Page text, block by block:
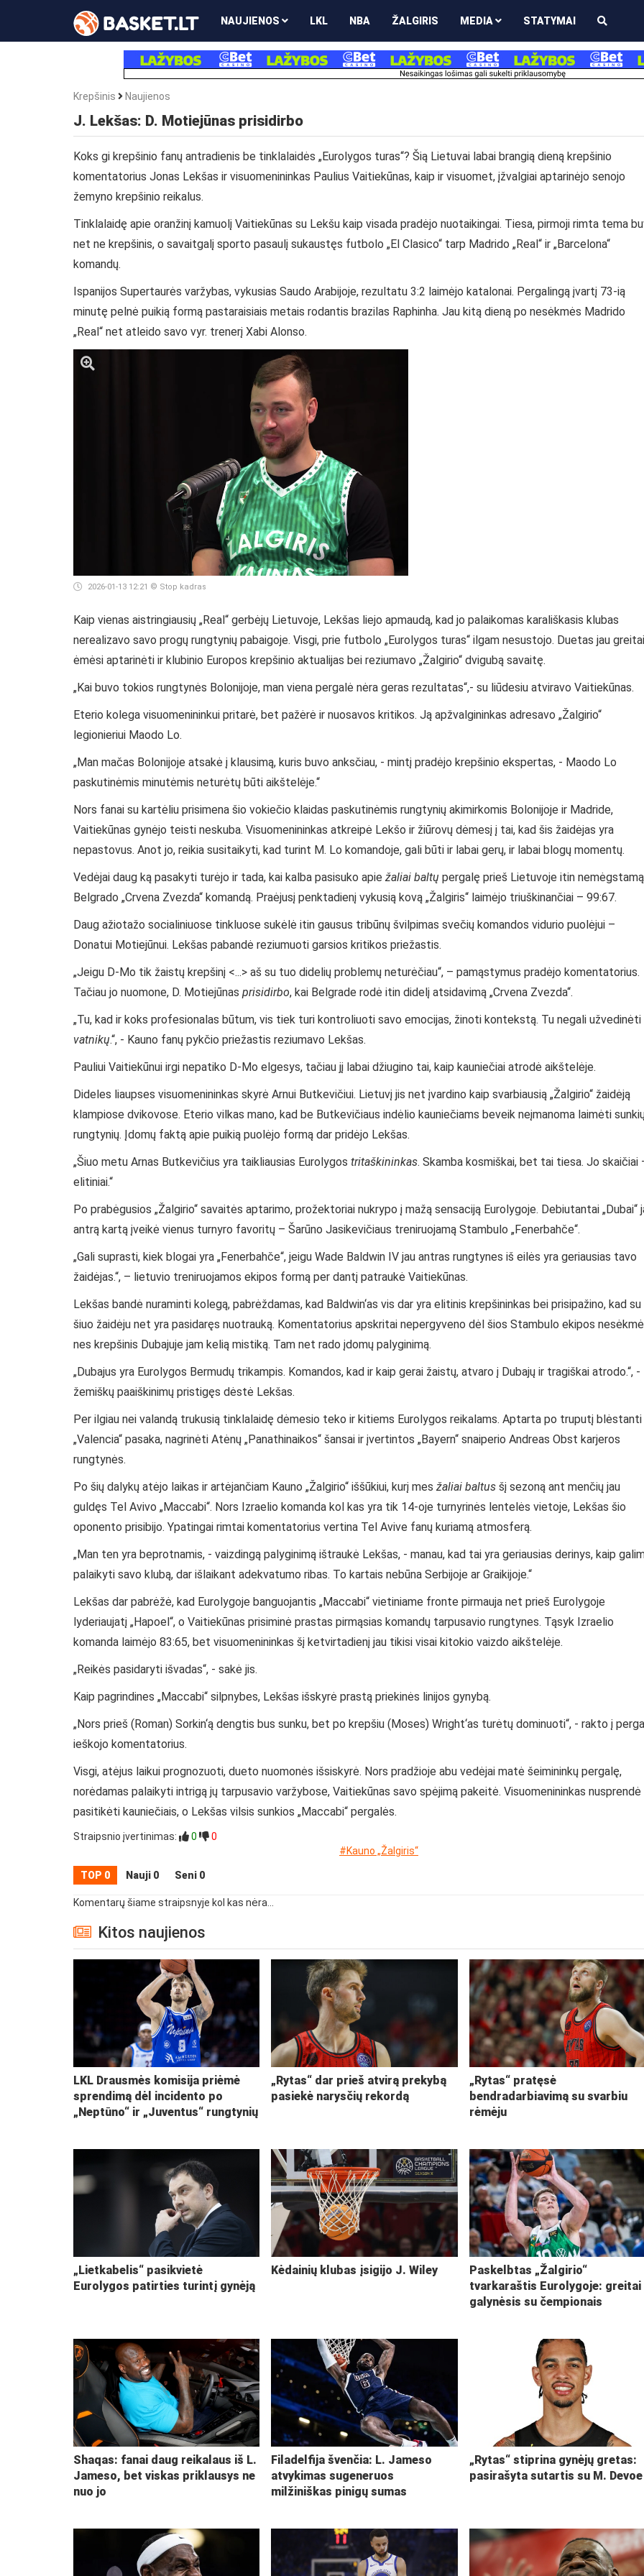
NAUJIENOS LKL NBA ŽALGIRIS MEDIA STATYMAI
Krepšinis Naujienos
J. Lekšas: D. Motiejūnas prisidirbo
Koks gi krepšinio fanų antradienis be tinklalaidės „Eurolygos turas“? Šią Lietuvai labai brangią dieną krepšinio
komentatorius Jonas Lekšas ir visuomenininkas Paulius Vaitiekūnas, kaip ir visuomet, įžvalgiai aptarinėjo senojo
žemyno krepšinio reikalus.
Tinklalaidę apie oranžinį kamuolį Vaitiekūnas su Lekšu kaip visada pradėjo nuotaikingai. Tiesa, pirmoji rimta tema
net ne krepšinis, o savaitgalį sporto pasaulį sukaustęs futbolo „El Clasico“ tarp Madrido „Real“ ir „Barcelona“
komandų.
Ispanijos Supertaurės varžybas, vykusias Saudo Arabijoje, rezultatu 3:2 laimėjo katalonai. Pergalingą įvartį 73-ią
minutę pelnė puikią formą pastaraisiais metais rodantis brazilas Raphinha. Jau kitą dieną po nesėkmės Madrido
„Real“ net atleido savo vyr. trenerį Xabi Alonso.
2026-01-13 12:21 © Stop kadras
Kaip vienas aistringiausių „Real“ gerbėjų Lietuvoje, Lekšas liejo apmaudą, kad jo palaikomas karališkasis klubas
nerealizavo savo progų rungtynių pabaigoje. Visgi, prie futbolo „Eurolygos turas“ ilgam nesustojo. Duetas jau greitai
ėmėsi aptarinėti ir klubinio Europos krepšinio aktualijas bei reziumavo „Žalgirio“ dvigubą savaitę.
„Kai buvo tokios rungtynės Bolonijoje, man viena pergalė nėra geras rezultatas“,- su liūdesiu atviravo Vaitiekūnas.
Eterio kolega visuomenininkui pritarė, bet pažėrė ir nuosavos kritikos. Ją apžvalgininkas adresavo „Žalgirio“
legionieriui Maodo Lo.
„Man mačas Bolonijoje atsakė į klausimą, kuris buvo anksčiau, - mintį pradėjo krepšinio ekspertas, - Maodo Lo
paskutinėmis minutėmis neturėtų būti aikštelėje.“
Nors fanai su kartėliu prisimena šio vokiečio klaidas paskutinėmis rungtynių akimirkomis Bolonijoje ir Madride,
Vaitiekūnas gynėjo teisti neskuba. Visuomenininkas atkreipė Lekšo ir žiūrovų dėmesį į tai, kad šis žaidėjas yra
nepastovus. Anot jo, reikia susitaikyti, kad turint M. Lo komandoje, gali būti ir labai gerų, ir labai blogų momentų.
Vedėjai daug ką pasakyti turėjo ir tada, kai kalba pasisuko apie žaliai baltų pergalę prieš Lietuvoje itin nemėgstamą
Belgrado „Crvena Zvezda“ komandą. Praėjusį penktadienį vykusią kovą „Žalgiris“ laimėjo triuškinančiai – 99:67.
Daug ažiotažo socialiniuose tinkluose sukėlė itin gausus tribūnų švilpimas svečių komandos vidurio puolėjui –
Donatui Motiejūnui. Lekšas pabandė reziumuoti garsios kritikos priežastis.
„Jeigu D-Mo tik žaistų krepšinį <...> aš su tuo didelių problemų neturėčiau“, – pamąstymus pradėjo komentatorius.
Tačiau jo nuomone, D. Motiejūnas prisidirbo, kai Belgrade rodė itin didelį atsidavimą „Crvena Zvezda“.
„Tu, kad ir koks profesionalas būtum, vis tiek turi kontroliuoti savo emocijas, žinoti kontekstą. Tu negali
vatnikų.“, - Kauno fanų pykčio priežastis reziumavo Lekšas.
Pauliui Vaitiekūnui irgi nepatiko D-Mo elgesys, tačiau jį labai džiugino tai, kaip kauniečiai atrodė aikštelėje.
Dideles liaupses visuomenininkas skyrė Arnui Butkevičiui. Lietuvį jis net įvardino kaip svarbiausią „Žalgirio“ žaidėją
klampiose dvikovose. Eterio vilkas mano, kad be Butkevičiaus indėlio kauniečiams beveik neįmanoma laimėti
rungtynių. Įdomų faktą apie puikią puolėjo formą dar pridėjo Lekšas.
„Šiuo metu Arnas Butkevičius yra taikliausias Eurolygos tritaškininkas. Skamba kosmiškai, bet tai tiesa. Jo skaičiai
elitiniai.“
Po prabėgusios „Žalgirio“ savaitės aptarimo, prožektoriai nukrypo į mažą sensaciją Eurolygoje. Debiutantai „Dubai“
antrą kartą įveikė vienus turnyro favoritų – Šarūno Jasikevičiaus treniruojamą Stambulo „Fenerbahče“.
„Gali suprasti, kiek blogai yra „Fenerbahče“, jeigu Wade Baldwin IV jau antras rungtynes iš eilės yra geriausias tavo
žaidėjas.“, – lietuvio treniruojamos ekipos formą per dantį patraukė Vaitiekūnas.
Lekšas bandė nuraminti kolegą, pabrėždamas, kad Baldwin‘as vis dar yra elitinis krepšininkas bei prisipažino, kad su
šiuo žaidėju net yra pasidaręs nuotrauką. Komentatorius apskritai nepergyveno dėl šios Stambulo ekipos
nes krepšinis Dubajuje jam kelią mistiką. Tam net rado įdomų palyginimą.
„Dubajus yra Eurolygos Bermudų trikampis. Komandos, kad ir kaip gerai žaistų, atvaro į Dubajų ir tragiškai atrodo.“, -
žemiškų paaiškinimų pristigęs dėstė Lekšas.
Per ilgiau nei valandą trukusią tinklalaidę dėmesio teko ir kitiems Eurolygos reikalams. Aptarta po truputį blėstanti
„Valencia“ pasaka, nagrinėti Atėnų „Panathinaikos“ šansai ir įvertintos „Bayern“ snaiperio Andreas Obst karjeros
rungtynės.
Po šių dalykų atėjo laikas ir artėjančiam Kauno „Žalgirio“ iššūkiui, kurį mes žaliai baltus šį sezoną ant menčių jau
guldęs Tel Avivo „Maccabi“. Nors Izraelio komanda kol kas yra tik 14-oje turnyrinės lentelės vietoje, Lekšas šio
oponento prisibijo. Ypatingai rimtai komentatorius vertina Tel Avive fanų kuriamą atmosferą.
„Man ten yra beprotnamis, - vaizdingą palyginimą ištraukė Lekšas, - manau, kad tai yra geriausias derinys, kaip
palaikyti savo klubą, dar išlaikant adekvatumo ribas. To kartais nebūna Serbijoje ar Graikijoje.“
Lekšas dar pabrėžė, kad Eurolygoje banguojantis „Maccabi“ vietiniame fronte pirmauja net prieš Eurolygoje
lyderiaujatį „Hapoel“, o Vaitiekūnas prisiminė prastas pirmąsias komandų tarpusavio rungtynes. Tąsyk Izraelio
komanda laimėjo 83:65, bet visuomenininkas šį ketvirtadienį jau tikisi visai kitokio vaizdo aikštelėje.
„Reikės pasidaryti išvadas“, - sakė jis.
Kaip pagrindines „Maccabi“ silpnybes, Lekšas išskyrė prastą priekinės linijos gynybą.
„Nors prieš (Roman) Sorkin‘ą dengtis bus sunku, bet po krepšiu (Moses) Wright‘as turėtų dominuoti“, - rakto į
ieškojo komentatorius.
Visgi, atėjus laikui prognozuoti, dueto nuomonės išsiskyrė. Nors pradžioje abu vedėjai matė šeimininkų pergalę,
norėdamas palaikyti intrigą jų tarpusavio varžybose, Vaitiekūnas savo spėjimą pakeitė. Visuomenininkas nusprendė
pasitikėti kauniečiais, o Lekšas vilsis sunkios „Maccabi“ pergalės.
Straipsnio įvertinimas: 0
0
#Kauno „Žalgiris“
TOP 0 Nauji 0 Seni 0
Komentarų šiame straipsnyje kol kas nėra...
Kitos naujienos
LKL Drausmės komisija priėmė
sprendimą dėl incidento po
„Neptūno“ ir „Juventus“ rungtynių
„Rytas“ dar prieš atvirą prekybą
pasiekė narysčių rekordą
„Rytas“ pratęsė
bendradarbiavimą su svarbiu
rėmėju
„Lietkabelis“ pasikvietė
Eurolygos patirties turintį gynėją
Kėdainių klubas įsigijo J. Wiley
Paskelbtas „Žalgirio“
tvarkaraštis Eurolygoje: greitai
galynėsis su čempionais
Shaqas: fanai daug reikalaus iš L.
Jameso, bet viskas priklausys ne
nuo jo
Filadelfija švenčia: L. Jameso
atvykimas sugeneruos
milžiniškas pinigų sumas
„Rytas“ stiprina gynėjų gretas:
pasirašyta sutartis su M. Devoe